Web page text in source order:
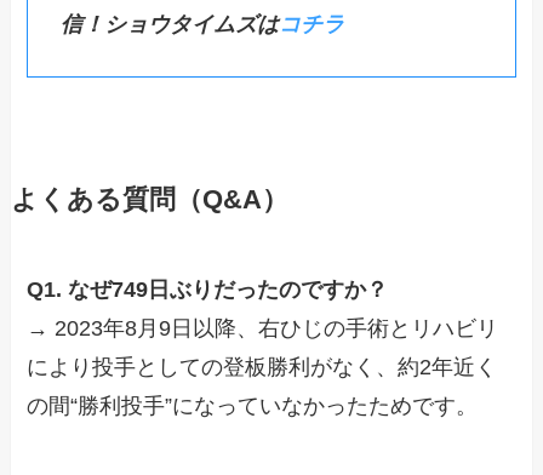
信！ショウタイムズはコチラ
よくある質問（Q&A）
Q1. なぜ749日ぶりだったのですか？
→ 2023年8月9日以降、右ひじの手術とリハビリ
により投手としての登板勝利がなく、約2年近く
の間“勝利投手”になっていなかったためです。